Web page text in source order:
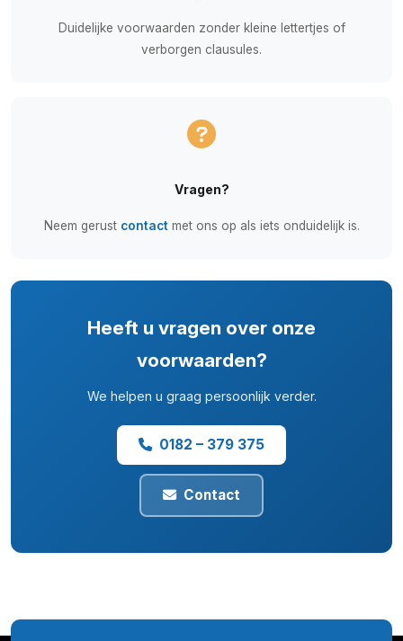
Duidelijke voorwaarden zonder kleine lettertjes of
verborgen clausules.
Vragen?
Neem gerust contactmet ons op als iets onduidelijk is.
Heeft u vragen over onze
voorwaarden?
We helpen u graag persoonlijk verder.
0182 – 379 375
Contact